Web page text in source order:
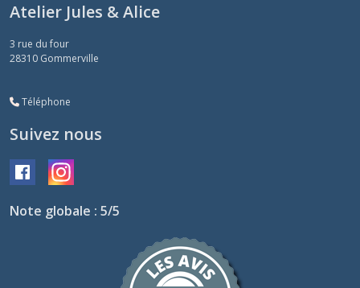
Atelier Jules & Alice
3 rue du four
28310 Gommerville
Téléphone
Suivez nous
Note globale : 5/5